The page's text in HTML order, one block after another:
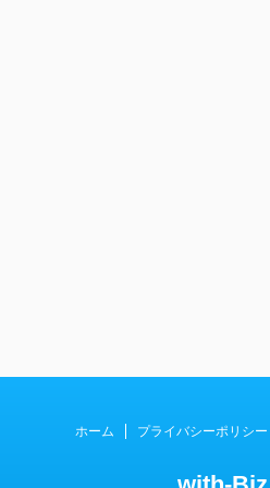
ホーム プライバシーポリシー